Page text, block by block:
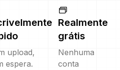
upload,
espera.
Realmente
grátis
Nenhuma
conta